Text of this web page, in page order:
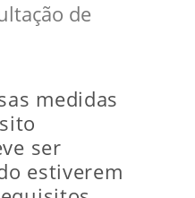
de
medidas
ser
estiverem